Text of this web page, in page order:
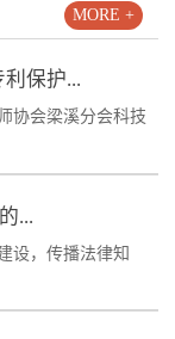
保护...
协会梁溪分会科技
...
设，传播法律知
MORE +